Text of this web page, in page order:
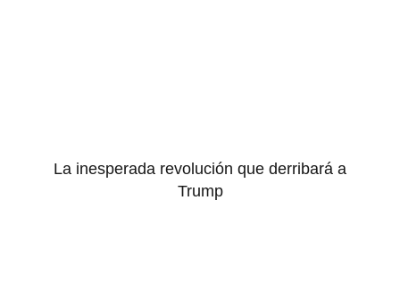
La inesperada revolución que derribará a
Trump